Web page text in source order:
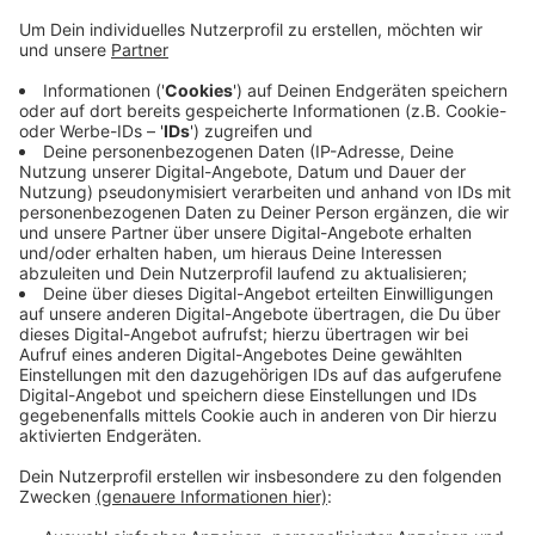
ihre Runden - fast wie gewohnt. Es werden lediglich
Pandemiebedingungen zu entsprechen. Jetzt will die
SPD-Fraktion in Witten wissen, woran es beim
Personenschiff MS Schwalbe scheitert. Wenn alle
Sicherheitsregeln eingehalten werden, sei ein
Fahrbetrieb möglich.
Die SPD-Fraktion bittet die Bürgermeisterin, ihren
Einfluss auf die Stadtwerke geltend zu machen, damit
die Wittener im Corona-Sommer 2020 nicht auch noch
auf dieses Freizeitvergnügen verzichten müssen.
Anzeige